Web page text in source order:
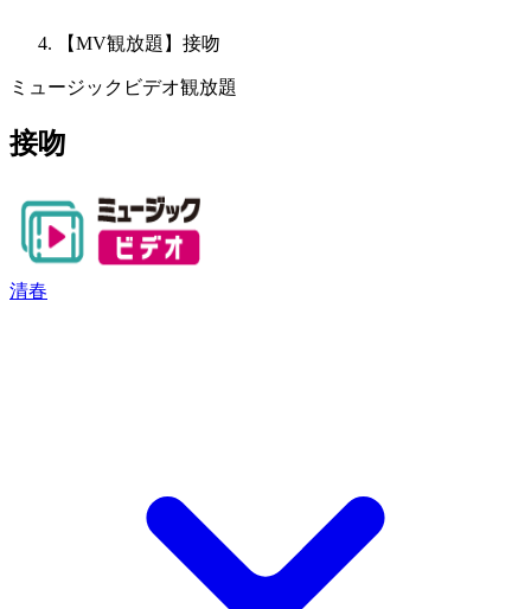
【MV観放題】接吻
ミュージックビデオ観放題
接吻
清春